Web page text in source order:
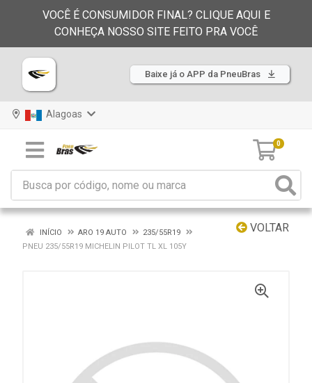
VOCÊ É CONSUMIDOR FINAL? CLIQUE AQUI E
CONHEÇA NOSSO SITE FEITO PRA VOCÊ
Baixe já o APP da PneuBras
Alagoas
0
VOLTAR
INÍCIO ARO 19 AUTO
235/55R19
PNEU 235/55R19 MICHELIN PILOT TL XL 105Y